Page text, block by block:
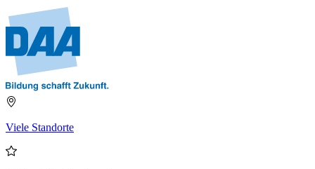
Viele Standorte